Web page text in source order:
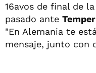
16avos de final de la
pasado ante
"En Alemania te
mensaje, junto con